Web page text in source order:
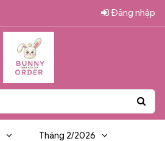
Đăng nhập
Tháng 2/2026